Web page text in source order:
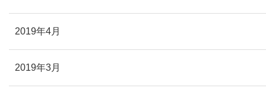
2019年4月
2019年3月